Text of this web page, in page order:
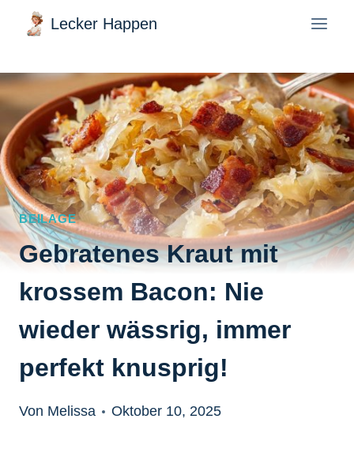
Zum
Inhalt
springen
Lecker Happen
BEILAGE
Gebratenes Kraut mit
krossem Bacon: Nie
wieder wässrig, immer
perfekt knusprig!
Von Melissa Oktober 10, 2025